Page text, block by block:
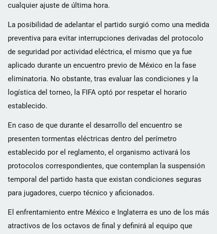
cualquier ajuste de última hora.
La posibilidad de adelantar el partido surgió como una medida
preventiva para evitar interrupciones derivadas del protocolo
de seguridad por actividad eléctrica, el mismo que ya fue
aplicado durante un encuentro previo de México en la fase
eliminatoria. No obstante, tras evaluar las condiciones y la
logística del torneo, la FIFA optó por respetar el horario
establecido.
En caso de que durante el desarrollo del encuentro se
presenten tormentas eléctricas dentro del perímetro
establecido por el reglamento, el organismo activará los
protocolos correspondientes, que contemplan la suspensión
temporal del partido hasta que existan condiciones seguras
para jugadores, cuerpo técnico y aficionados.
El enfrentamiento entre México e Inglaterra es uno de los más
atractivos de los octavos de final y definirá al equipo que